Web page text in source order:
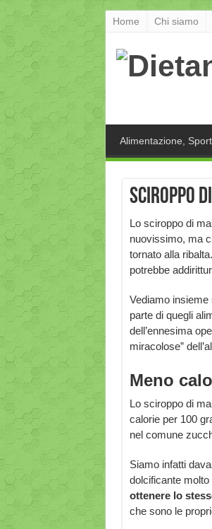
Home Chi siamo
Alimentazione,
Sciroppo
Lo sciroppo di
nuovissimo, ma
tornato alla
potrebbe
Vediamo
parte di quegli
dell’ennesima
miracolose”
Meno
Lo sciroppo di
calorie per 100
nel comune
Siamo infatti
dolcificante
ottenere lo
che sono le